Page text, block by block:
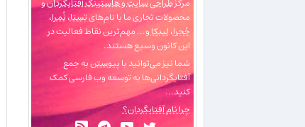
مرکزطراحی سایت و هاستینگ آفتابگردانو
محصولات تجاری ما با نام‌هایتِستا،نُمرا،
حُجرا،لینکاو... مهم‌ترین نقاط فعالیت در
این کانون وسیع هستند.
شما نیز می‌توانید باپیوستنبه جمع
آفتابگردانی‌ها به توسعه وب فارسی کمک
کنید...
چرا نام آفتابگردان؟